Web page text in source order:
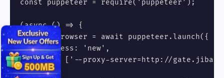
const puppeteer = require('puppeteer');
(async () => {
  const browser = await puppeteer.launch({
    headless: 'new',
args: ['--proxy-server=http://
  });